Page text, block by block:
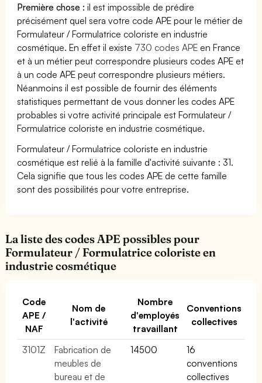
Première chose : il est impossible de prédire
précisément quel sera votre code APE pour le métier de
Formulateur / Formulatrice coloriste en industrie
cosmétique. En effet il existe 730 codes APE en France
et à un métier peut correspondre plusieurs codes APE et
à un code APE peut correspondre plusieurs métiers.
Néanmoins il est possible de fournir des éléments
statistiques permettant de vous donner les codes APE
probables si votre activité principale est Formulateur /
Formulatrice coloriste en industrie cosmétique.
Formulateur / Formulatrice coloriste en industrie
cosmétique est relié à la famille d'activité suivante : 31.
Cela signifie que tous les codes APE de cette famille
sont des possibilités pour votre entreprise.
La liste des codes APE possibles pour
Formulateur / Formulatrice coloriste en
industrie cosmétique
Code
APE /
NAF
Nom de
l'activité
Nombre
d'employés
travaillant
Conventions
collectives
3101Z
Fabrication de
meubles de
bureau et de
14500
16
conventions
collectives